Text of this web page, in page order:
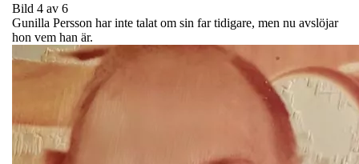
Bild 4 av 6
Gunilla Persson har inte talat om sin far tidigare, men nu avslöjar
hon vem han är.